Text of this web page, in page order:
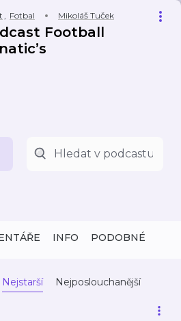
, Fotbal Mikoláš Tuček
Football
INFO PODOBNÉ
Nejstarší Nejposlouchanější